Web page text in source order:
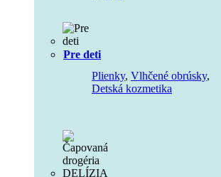
Pre deti
Plienky, Vlhčené obrúsky,
Detská kozmetika